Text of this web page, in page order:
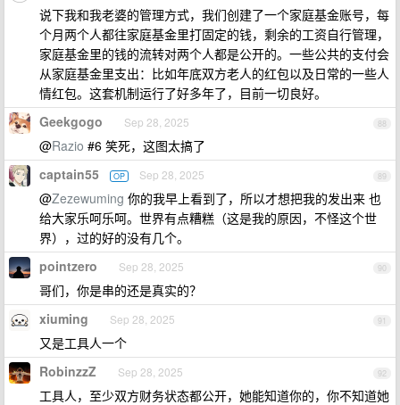
说下我和我老婆的管理方式，我们创建了一个家庭基金账号，每
个月两个人都往家庭基金里打固定的钱，剩余的工资自行管理，
家庭基金里的钱的流转对两个人都是公开的。一些公共的支付会
从家庭基金里支出：比如年底双方老人的红包以及日常的一些人
情红包。这套机制运行了好多年了，目前一切良好。
88
Geekgogo Sep 28, 2025
@Razio #6 笑死，这图太搞了
89
captain55 OP Sep 28, 2025
@Zezewuming 你的我早上看到了，所以才想把我的发出来 也
给大家乐呵乐呵。世界有点糟糕（这是我的原因，不怪这个世
界），过的好的没有几个。
90
pointzero Sep 28, 2025
哥们，你是串的还是真实的？
91
xiuming Sep 28, 2025
又是工具人一个
92
RobinzzZ Sep 28, 2025
工具人，至少双方财务状态都公开，她能知道你的，你不知道她